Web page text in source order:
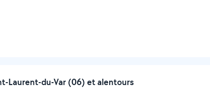
Laurent-du-Var (06) et alentours